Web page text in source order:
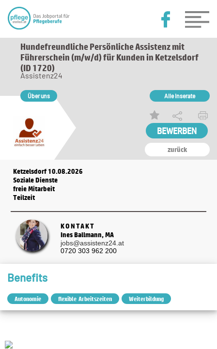
Hundefreundliche Persönliche Assistenz mit
Führerschein (m/w/d) für Kunden in Ketzelsdorf
(ID 1720)
zurück
Assistenz24
Über uns Alle Inserate
Ketzelsdorf 10.08.2026
Soziale Dienste
freie Mitarbeit
Teilzeit
KONTAKT
Ines Ballmann, MA
jobs@assistenz24.at
0720 303 962 200
Benefits
Autonomie flexible Arbeitszeiten Weiterbildung